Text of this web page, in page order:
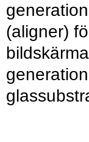
(aligner)